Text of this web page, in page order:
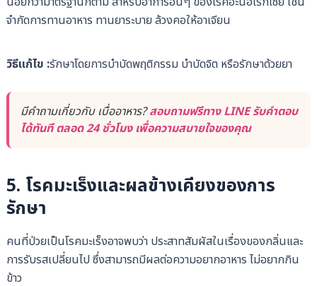
จำกัดการทานอาหาร ทานยาระบาย ล้วงคอให้อาเจียน
วิธีแก้ไข :รักษาโดยการบำบัดพฤติกรรม บำบัดจิต หรือรักษาด้วยยา
มีคำถามเกี่ยวกับ เบื่ออาหาร?สอบถามฟรีทาง LINE รับคำตอบ
ได้ทันที ตลอด 24 ชั่วโมง เพื่อความสบายใจของคุณ
5. โรคมะเร็งและผลข้างเคียงของการ
รักษา
คนที่ป่วยเป็นโรคมะเร็งอาจพบว่า ประสาทสัมผัสในเรื่องของกลิ่นและ
การรับรสเปลี่ยนไป ซึ่งสามารถมีผลต่อความอยากอาหาร ไม่อยากกิน
ข้าว